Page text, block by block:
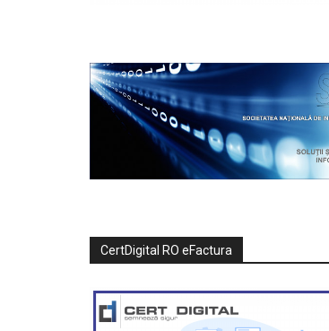
CertDigital RO eFactura